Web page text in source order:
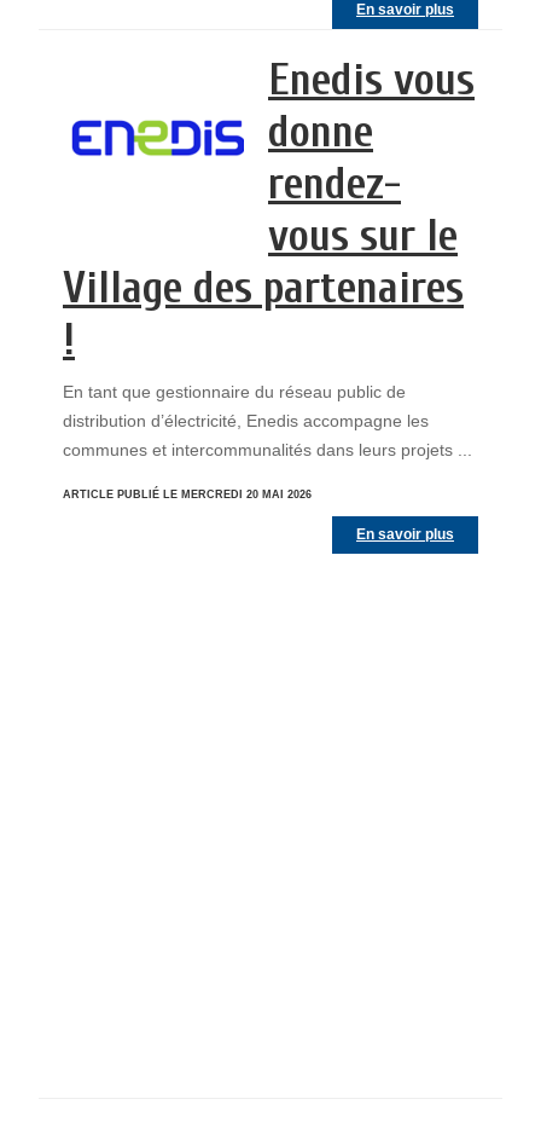
En savoir plus
Enedis vous
donne
rendez-
vous sur le
Village des partenaires
!
En tant que gestionnaire du réseau public de
distribution d’électricité, Enedis accompagne les
communes et intercommunalités dans leurs projets ...
ARTICLE PUBLIÉ LE MERCREDI 20 MAI 2026
En savoir plus